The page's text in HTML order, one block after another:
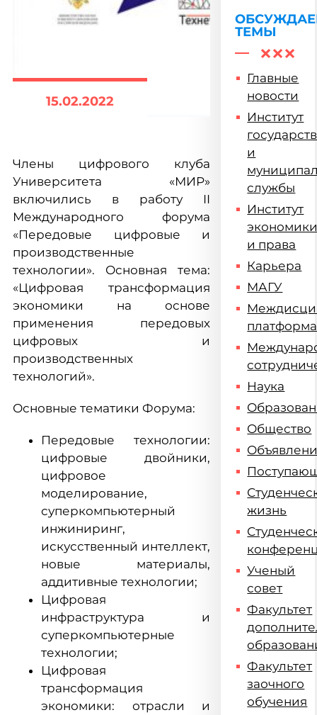
15.02.2022
Члены цифрового клуба
Университета «МИР»
включились в работу II
Международного форума
«Передовые цифровые и
производственные
технологии». Основная тема:
«Цифровая трансформация
экономики на основе
применения передовых
цифровых и
производственных
технологий».
Основные тематики Форума:
Передовые технологии:
цифровые двойники,
цифровое
моделирование,
суперкомпьютерный
инжиниринг,
искусственный интеллект,
новые материалы,
аддитивные технологии;
Цифровая
инфраструктура и
суперкомпьютерные
технологии;
Цифровая
трансформация
экономики: отрасли и
ТЕМЫ
Главные
новости
Институт
и
службы
Институт
и права
Карьера
МАГУ
платформа
Наука
Общество
жизнь
Ученый
совет
Факультет
Факультет
заочного
обучения